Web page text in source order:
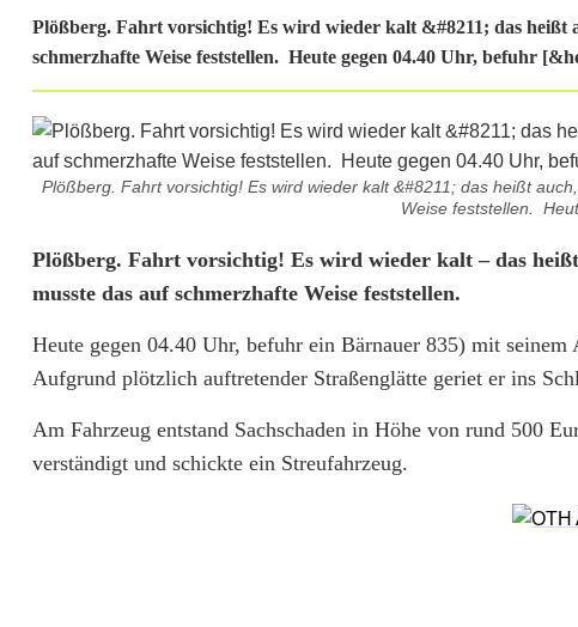
Plößberg. Fahrt vorsichtig! Es wird wieder kalt &#8211; das
schmerzhafte Weise feststellen. Heute gegen 04.40 Uhr, befuhr
Plößberg. Fahrt vorsichtig! Es wird wieder kalt &#8211; das heißt
Weise feststellen.
E
r
s
e
Plößberg. Fahrt vorsichtig! Es wird wieder kalt – das
musste das auf schmerzhafte Weise feststellen.
Heute gegen 04.40 Uhr, befuhr ein Bärnauer 835) mit
Aufgrund plötzlich auftretender Straßenglätte geriet er ins
Am Fahrzeug entstand Sachschaden in Höhe von rund 500
verständigt und schickte ein Streufahrzeug.